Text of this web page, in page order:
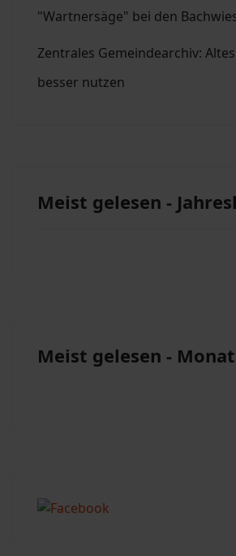
"Wartnersäge" bei den
Zentrales Gemeindearchiv:
besser nutzen
Meist gelesen -
Meist gelesen -